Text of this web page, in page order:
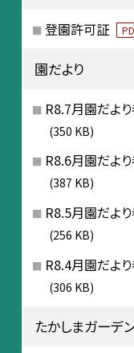
登園許可証
園だより
R8.7月園だよ
(350 KB)
R8.6月園だよ
(387 KB)
R8.5月園だよ
(256 KB)
R8.4月園だよ
(306 KB)
たかしまガーデ